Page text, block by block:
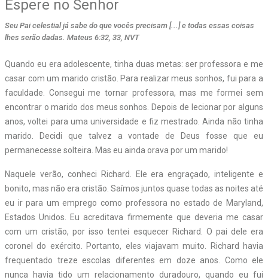
Espere no Senhor
Seu Pai celestial já sabe do que vocês precisam [...] e todas essas coisas
lhes serão dadas. Mateus 6:32, 33, NVT
Quando eu era adolescente, tinha duas metas: ser professora e me
casar com um marido cristão. Para realizar meus sonhos, fui para a
faculdade. Consegui me tornar professora, mas me formei sem
encontrar o marido dos meus sonhos. Depois de lecionar por alguns
anos, voltei para uma universidade e fiz mestrado. Ainda não tinha
marido. Decidi que talvez a vontade de Deus fosse que eu
permanecesse solteira. Mas eu ainda orava por um marido!
Naquele verão, conheci Richard. Ele era engraçado, inteligente e
bonito, mas não era cristão. Saímos juntos quase todas as noites até
eu ir para um emprego como professora no estado de Maryland,
Estados Unidos. Eu acreditava firmemente que deveria me casar
com um cristão, por isso tentei esquecer Richard. O pai dele era
coronel do exército. Portanto, eles viajavam muito. Richard havia
frequentado treze escolas diferentes em doze anos. Como ele
nunca havia tido um relacionamento duradouro, quando eu fui